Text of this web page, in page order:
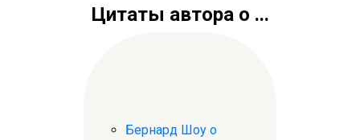
Цитаты автора о ...
Бернард Шоу о